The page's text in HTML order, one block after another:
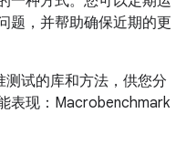
题，并帮助确保近期的更
试的库和方法，供您分
表现：Macrobenchmark